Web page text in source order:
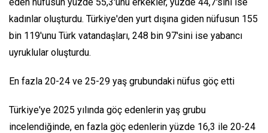
eden nüfusun yüzde 55,3'ünü erkekler, yüzde 44,7'sini ise
kadınlar oluşturdu. Türkiye'den yurt dışına giden nüfusun 155
bin 119'unu Türk vatandaşları, 248 bin 97'sini ise yabancı
uyruklular oluşturdu.
En fazla 20-24 ve 25-29 yaş grubundaki nüfus göç etti
Türkiye'ye 2025 yılında göç edenlerin yaş grubu
incelendiğinde, en fazla göç edenlerin yüzde 16,3 ile 20-24